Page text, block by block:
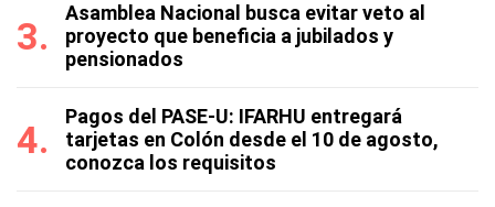
Asamblea Nacional busca evitar veto al
proyecto que beneficia a jubilados y
pensionados
Pagos del PASE-U: IFARHU entregará
tarjetas en Colón desde el 10 de agosto,
conozca los requisitos